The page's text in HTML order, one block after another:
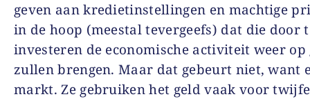
geven aan kredietinstellingen en machtige
in de hoop (meestal tevergeefs) dat die door
investeren de economische activiteit weer op
zullen brengen. Maar dat gebeurt niet, want
markt. Ze gebruiken het geld vaak voor